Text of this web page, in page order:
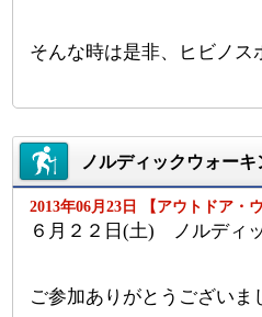
そんな時は是非、ヒビノス
ノルディックウォー
2013年06月23日 【アウトドア・
６月２２日(土) ノルディ
ご参加ありがとうございま